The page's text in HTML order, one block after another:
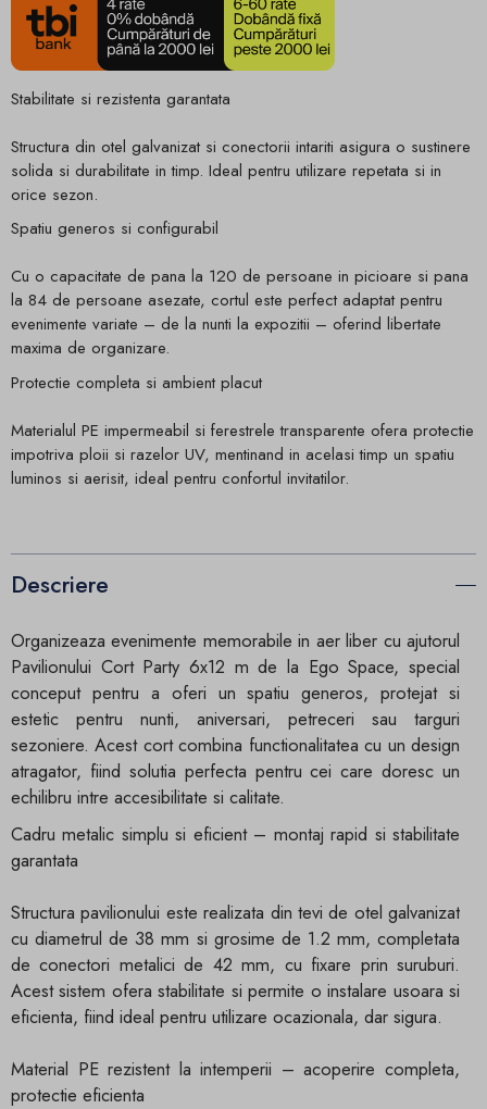
Stabilitate si rezistenta garantata
Structura din otel galvanizat si conectorii intariti asigura o sustinere
solida si durabilitate in timp. Ideal pentru utilizare repetata si in
orice sezon.
Spatiu generos si configurabil
Cu o capacitate de pana la 120 de persoane in picioare si pana
la 84 de persoane asezate, cortul este perfect adaptat pentru
evenimente variate – de la nunti la expozitii – oferind libertate
maxima de organizare.
Protectie completa si ambient placut
Materialul PE impermeabil si ferestrele transparente ofera protectie
impotriva ploii si razelor UV, mentinand in acelasi timp un spatiu
luminos si aerisit, ideal pentru confortul invitatilor.
Descriere
Organizeaza evenimente memorabile in aer liber cu ajutorul
Pavilionului Cort Party 6x12 m de la Ego Space, special
conceput pentru a oferi un spatiu generos, protejat si
estetic pentru nunti, aniversari, petreceri sau targuri
sezoniere. Acest cort combina functionalitatea cu un design
atragator, fiind solutia perfecta pentru cei care doresc un
echilibru intre accesibilitate si calitate.
Cadru metalic simplu si eficient – montaj rapid si stabilitate
garantata
Structura pavilionului este realizata din tevi de otel galvanizat
cu diametrul de 38 mm si grosime de 1.2 mm, completata
de conectori metalici de 42 mm, cu fixare prin suruburi.
Acest sistem ofera stabilitate si permite o instalare usoara si
eficienta, fiind ideal pentru utilizare ocazionala, dar sigura.
Material PE rezistent la intemperii – acoperire completa,
protectie eficienta